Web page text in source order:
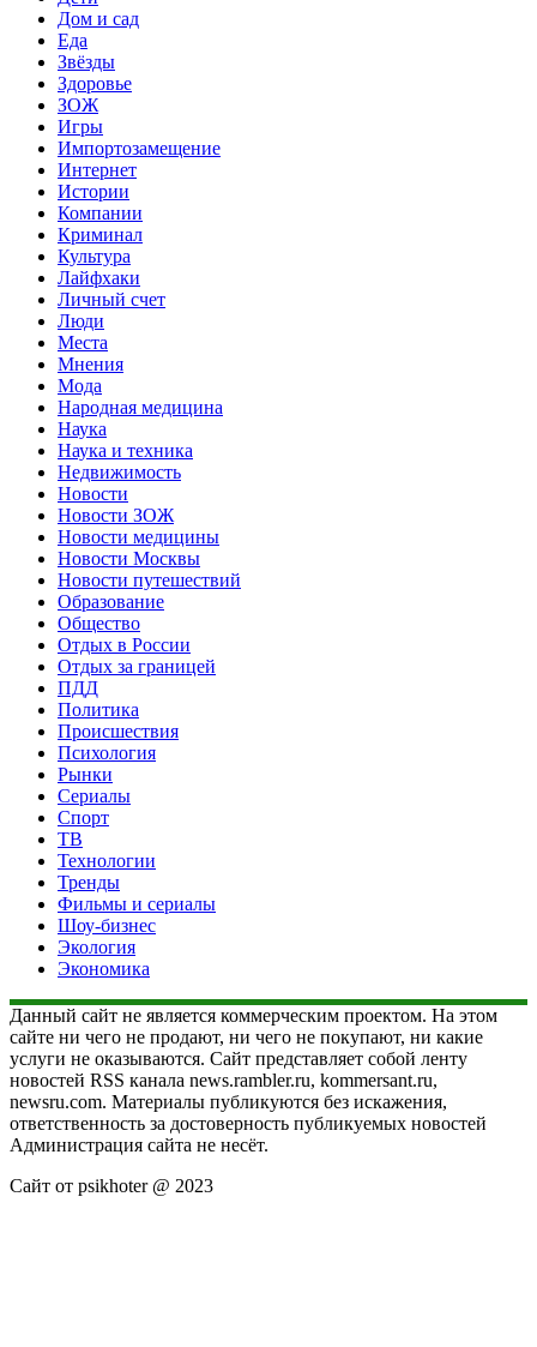
Дом и сад
Еда
Звёзды
Здоровье
ЗОЖ
Игры
Импортозамещение
Интернет
Истории
Компании
Криминал
Культура
Лайфхаки
Личный счет
Люди
Места
Мнения
Мода
Народная медицина
Наука
Наука и техника
Недвижимость
Новости
Новости ЗОЖ
Новости медицины
Новости Москвы
Новости путешествий
Образование
Общество
Отдых в России
Отдых за границей
ПДД
Политика
Происшествия
Психология
Рынки
Сериалы
Спорт
ТВ
Технологии
Тренды
Фильмы и сериалы
Шоу-бизнес
Экология
Экономика
Данный сайт не является коммерческим проектом. На этом
сайте ни чего не продают, ни чего не покупают, ни какие
услуги не оказываются. Сайт представляет собой ленту
новостей RSS канала news.rambler.ru, kommersant.ru,
newsru.com. Материалы публикуются без искажения,
ответственность за достоверность публикуемых новостей
Администрация сайта не несёт.
Сайт от psikhoter @ 2023